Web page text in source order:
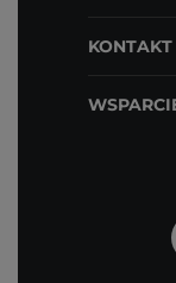
KONTAKT